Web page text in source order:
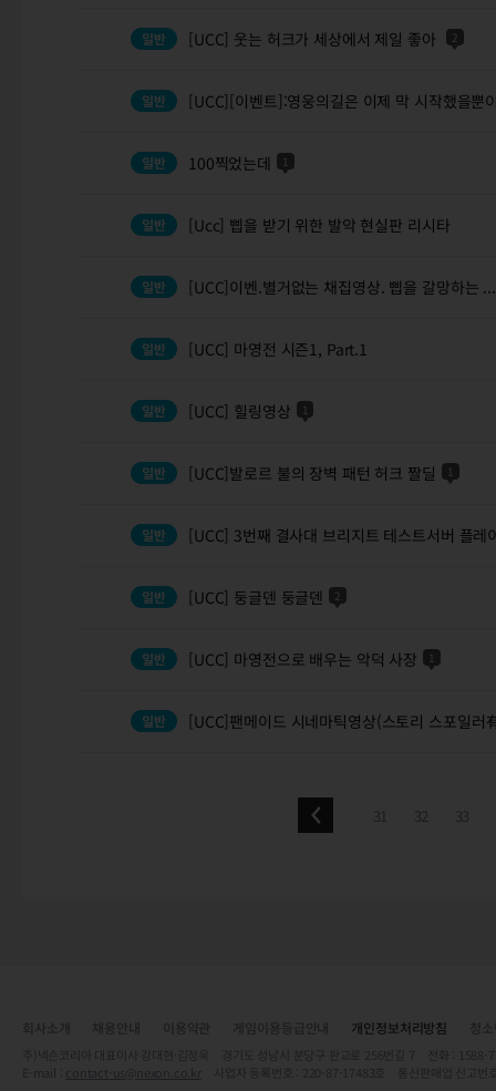
[UCC] 웃는 허크가 세상에서 제일 좋아 2
[UCC][이벤트]:영웅의길은 이제 막 시작했을뿐
100찍었는데 1
[Ucc] 삡을 받기 위한 발악 현실판 리시타
[UCC]이벤.별거없는 채집영상. 삡을 갈망하는 ...
[UCC] 마영전 시즌1, Part.1
[UCC] 힐링영상 1
[UCC]발로르 불의 장벽 패턴 허크 짤딜 1
[UCC] 3번째 결사대 브리지트 테스트서버 플레
[UCC] 둥글덴 둥글덴 2
[UCC] 마영전으로 배우는 악덕 사장 1
[UCC]팬메이드 시네마틱영상(스토리 스포일러
31 32 33
개인정보처리방침
contact-us@nexon.co.kr